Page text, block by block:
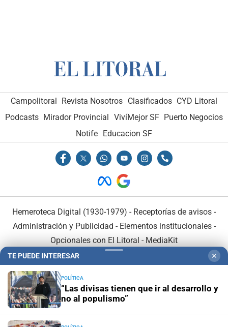
Campolitoral Revista Nosotros Clasificados CYD Litoral
Podcasts Mirador Provincial VivíMejor SF Puerto Negocios
Notife Educacion SF
Hemeroteca Digital (1930-1979) - Receptorías de avisos -
Administración y Publicidad - Elementos institucionales-
Opcionales con El Litoral - MediaKit
TE PUEDE INTERESAR ✕
POLÍTICA
“Las divisas tienen que ir al desarrollo y
no al populismo”